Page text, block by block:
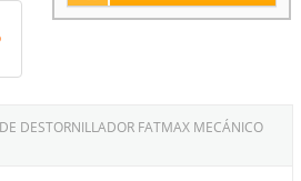
DESTORNILLADOR FATMAX MECÁNICO